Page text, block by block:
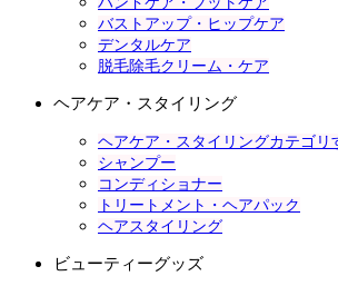
バストアップ・ヒップケア
デンタルケア
脱毛除毛クリーム・ケア
ヘアケア・スタイリング
ヘアケア・スタイリングカテゴリ
シャンプー
コンディショナー
トリートメント・ヘアパック
ヘアスタイリング
ビューティーグッズ